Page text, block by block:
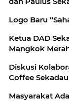
Logo Baru
Ketua DAD
Mangkok
Diskusi
Coffee
Masyarakat